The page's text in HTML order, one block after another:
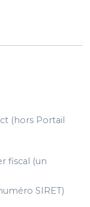
(hors Portail
fiscal (un
SIRET)